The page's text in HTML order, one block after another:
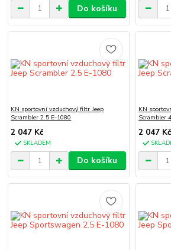
Do košíku
KN sportovní vzduchový filtr Jeep
Scrambler 2.5 E-1080
2 047 Kč
SKLADEM
Do košíku
KN
Scrambler
2 047 Kč